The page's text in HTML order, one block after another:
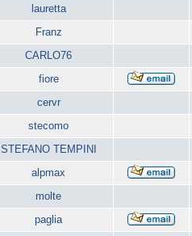
lauretta
Franz
CARLO76
fiore
cervr
stecomo
STEFANO TEMPINI
alpmax
molte
paglia